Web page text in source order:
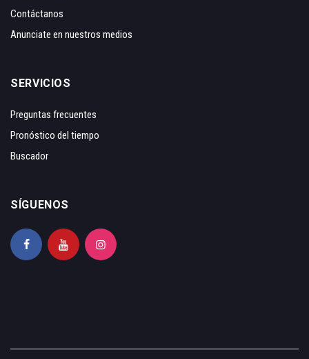
Contáctanos
Anunciate en nuestros medios
SERVICIOS
Preguntas frecuentes
Pronóstico del tiempo
Buscador
SÍGUENOS